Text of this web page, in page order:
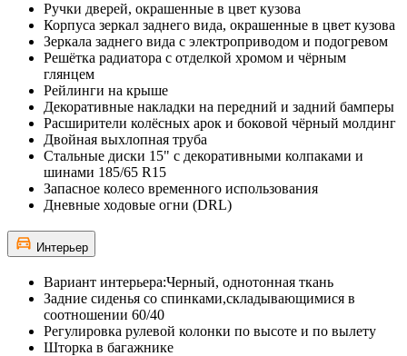
Ручки дверей, окрашенные в цвет кузова
Корпуса зеркал заднего вида, окрашенные в цвет кузова
Зеркала заднего вида с электроприводом и подогревом
Решётка радиатора с отделкой хромом и чёрным
глянцем
Рейлинги на крыше
Декоративные накладки на передний и задний бамперы
Расширители колёсных арок и боковой чёрный молдинг
Двойная выхлопная труба
Стальные диски 15" с декоративными колпаками и
шинами 185/65 R15
Запасное колесо временного использования
Дневные ходовые огни (DRL)
Интерьер
Вариант интерьера:Черный, однотонная ткань
Задние сиденья со спинками,складывающимися в
соотношении 60/40
Регулировка рулевой колонки по высоте и по вылету
Шторка в багажнике